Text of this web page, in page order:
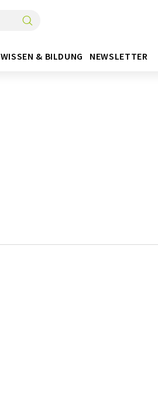
WISSEN & BILDUNG NEWSLETTER